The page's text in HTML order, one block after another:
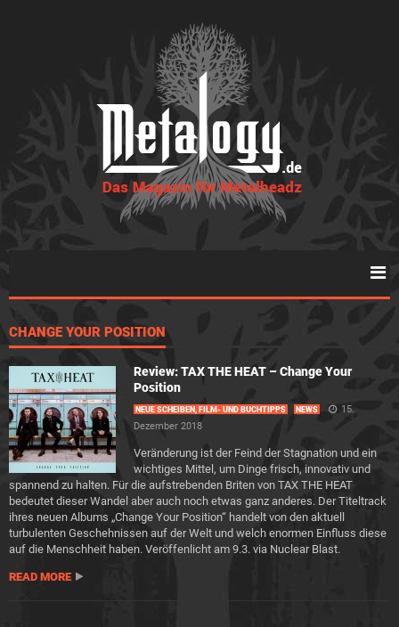
CHANGE YOUR POSITION
Review: TAX THE HEAT – Change Your
Position
NEUE SCHEIBEN, FILM- UND BUCHTIPPS NEWS
15.
Dezember 2018
Veränderung ist der Feind der Stagnation und ein
wichtiges Mittel, um Dinge frisch, innovativ und
spannend zu halten. Für die aufstrebenden Briten von TAX THE HEAT
bedeutet dieser Wandel aber auch noch etwas ganz anderes. Der Titeltrack
ihres neuen Albums „Change Your Position“ handelt von den aktuell
turbulenten Geschehnissen auf der Welt und welch enormen Einfluss diese
auf die Menschheit haben. Veröffenlicht am 9.3. via Nuclear Blast.
READ MORE